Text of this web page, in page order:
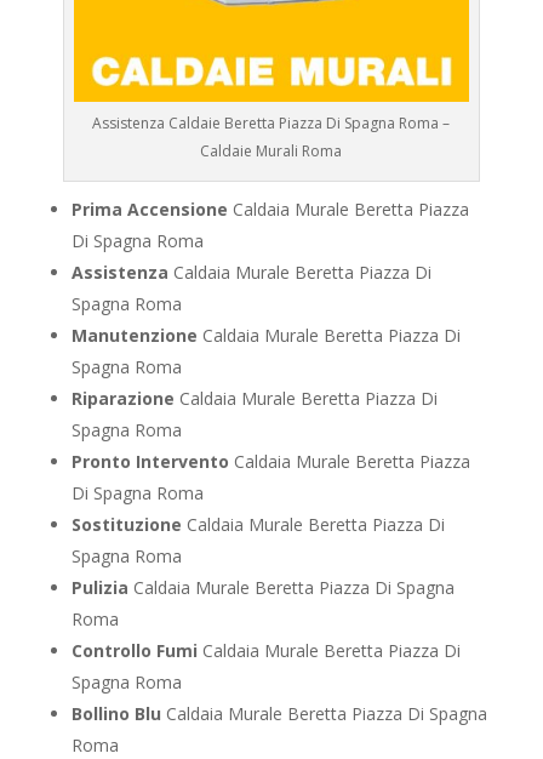
Assistenza Caldaie Beretta Piazza Di Spagna Roma –
Caldaie Murali Roma
Prima Accensione Caldaia Murale Beretta Piazza
Di Spagna Roma
Assistenza Caldaia Murale Beretta Piazza Di
Spagna Roma
Manutenzione Caldaia Murale Beretta Piazza Di
Spagna Roma
Riparazione Caldaia Murale Beretta Piazza Di
Spagna Roma
Pronto Intervento Caldaia Murale Beretta Piazza
Di Spagna Roma
Sostituzione Caldaia Murale Beretta Piazza Di
Spagna Roma
Pulizia Caldaia Murale Beretta Piazza Di Spagna
Roma
Controllo Fumi Caldaia Murale Beretta Piazza Di
Spagna Roma
Bollino Blu Caldaia Murale Beretta Piazza Di Spagna
Roma